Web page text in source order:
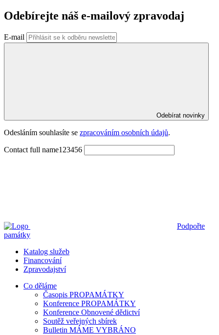
Odebírejte náš e-mailový zpravodaj
E-mail
Odebírat novinky
Odesláním souhlasíte se zpracováním osobních údajů.
Contact full name123456
Podpořte
památky
Katalog služeb
Financování
Zpravodajství
Co děláme
Časopis PROPAMÁTKY
Konference PROPAMÁTKY
Konference Obnovené dědictví
Soutěž veřejných sbírek
Bulletin MÁME VYBRÁNO